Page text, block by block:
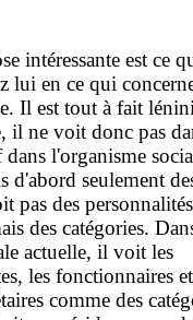
intéressante est ce
lui en ce qui
Il est tout à fait
il ne voit donc pas
l'organisme
d'abord seulement
pas des
des catégories.
actuelle, il voit les
les fonctionnaires et
comme des